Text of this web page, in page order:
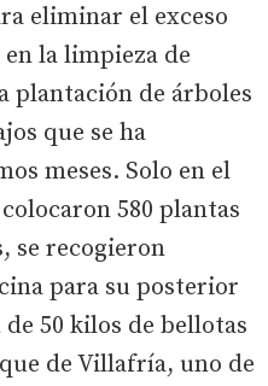
eliminar el exceso
la limpieza de
plantación de árboles
que se ha
meses. Solo en el
580 plantas
se recogieron
para su posterior
50 kilos de bellotas
de Villafría, uno de